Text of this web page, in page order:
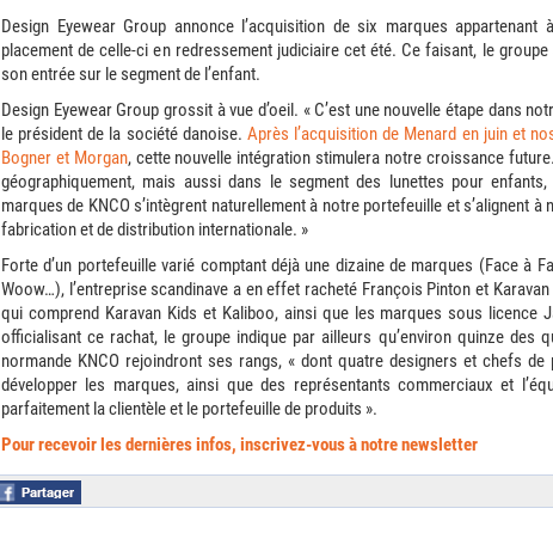
Design Eyewear Group annonce l’acquisition de six marques appartenant
placement de celle-ci en redressement judiciaire cet été. Ce faisant, le
son entrée sur le segment de l’enfant.
Design Eyewear Group grossit à vue d’oeil. « C’est une nouvelle étape dans
le président de la société danoise. Après l’acquisition de Menard en juin et
Bogner et Morgan, cette nouvelle intégration stimulera notre croissance
géographiquement, mais aussi dans le segment des lunettes pour
marques de KNCO s’intègrent naturellement à notre portefeuille et s’alignent
fabrication et de distribution internationale. »
Forte d’un portefeuille varié comptant déjà une dizaine de marques (Face à
Woow…), l’entreprise scandinave a en effet racheté François Pinton et
qui comprend Karavan Kids et Kaliboo, ainsi que les marques sous licence
officialisant ce rachat, le groupe indique par ailleurs qu’environ quinze des
normande KNCO rejoindront ses rangs, « dont quatre designers et chefs
développer les marques, ainsi que des représentants commerciaux et
parfaitement la clientèle et le portefeuille de produits ».
Pour recevoir les dernières infos, inscrivez-vous à notre newsletter